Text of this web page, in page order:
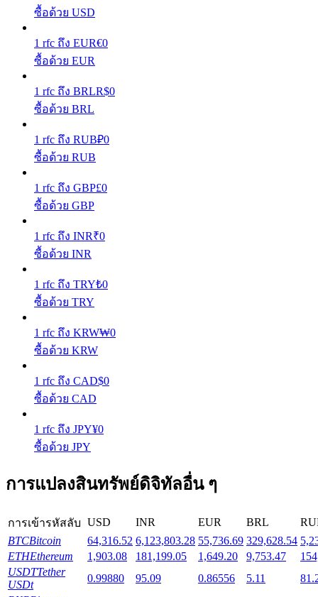
ผลตอบแทนสูงและเข้าถึงได้ทันที
Launchpool
การเซ้งแบบยืดหยุ่นเพื่อรับโทเคนยอดนิยม
การลงทุนพิเศษสำหรับผู้ถือ BTR
ซื้อด้วย USD
1 rfc ถึง EUR€0
ซื้อด้วย EUR
1 rfc ถึง BRLR$0
ซื้อด้วย BRL
1 rfc ถึง RUB₽0
ซื้อด้วย RUB
1 rfc ถึง GBP£0
ซื้อด้วย GBP
1 rfc ถึง INR₹0
ซื้อด้วย INR
1 rfc ถึง TRY₺0
ซื้อด้วย TRY
1 rfc ถึง KRW₩0
ซื้อด้วย KRW
1 rfc ถึง CAD$0
ซื้อด้วย CAD
1 rfc ถึง JPY¥0
ซื้อด้วย JPY
การแปลงสินทรัพย์ดิจิทัลอื่น ๆ
การเข้ารหัสลับ USD INR EUR BRL
BTCBitcoin 64,316.52 6,123,803.28 55,736.69 329,628.54
ETHEthereum 1,903.08 181,199.05 1,649.20 9,753.47
USDTTether
USDt
0.99880 95.09 0.86556 5.11